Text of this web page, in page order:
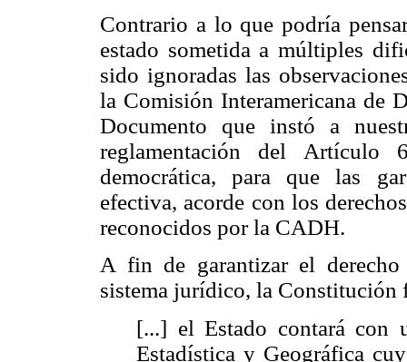
Contrario a lo que podría
estado sometida a múltiples
sido ignoradas las
la Comisión Interamericana de
Documento que instó a
reglamentación del Artículo
democrática, para que las
efectiva, acorde con los
reconocidos por la CADH.
A fin de garantizar el
sistema jurídico, la Constitución
[...] el Estado contará con
Estadística y Geográfica